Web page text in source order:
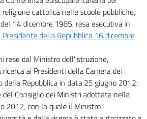
cattolica nelle scuole pubbliche,
14 dicembre 1985, resa esecutiva in
della Repubblica 16 dicembre
rese dal Ministro dell'istruzione,
ai Presidenti della Camera dei
della Repubblica in data 25 giugno 2012;
del Consiglio dei Ministri adottata nella
2012, con la quale il Ministro